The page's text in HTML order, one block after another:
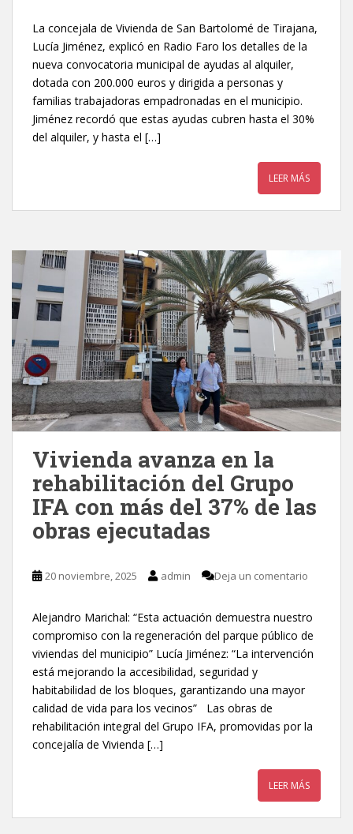
La concejala de Vivienda de San Bartolomé de Tirajana,
Lucía Jiménez, explicó en Radio Faro los detalles de la
nueva convocatoria municipal de ayudas al alquiler,
dotada con 200.000 euros y dirigida a personas y
familias trabajadoras empadronadas en el municipio.
Jiménez recordó que estas ayudas cubren hasta el 30%
del alquiler, y hasta el […]
LEER MÁS
Vivienda avanza en la
rehabilitación del Grupo
IFA con más del 37% de las
obras ejecutadas
20 noviembre, 2025 admin Deja un comentario
Alejandro Marichal: “Esta actuación demuestra nuestro
compromiso con la regeneración del parque público de
viviendas del municipio” Lucía Jiménez: “La intervención
está mejorando la accesibilidad, seguridad y
habitabilidad de los bloques, garantizando una mayor
calidad de vida para los vecinos” Las obras de
rehabilitación integral del Grupo IFA, promovidas por la
concejalía de Vivienda […]
LEER MÁS